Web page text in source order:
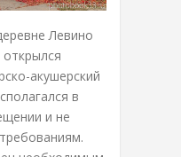
Левино
акушерский
в
и не